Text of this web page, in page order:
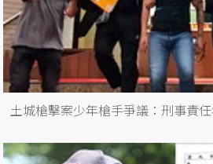
土城槍擊案少年槍手爭議：刑事責